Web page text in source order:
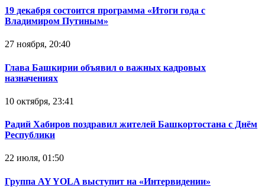
19 декабря состоится программа «Итоги года с
Владимиром Путиным»
27 ноября, 20:40
Глава Башкирии объявил о важных кадровых
назначениях
10 октября, 23:41
Радий Хабиров поздравил жителей Башкортостана с Днём
Республики
22 июля, 01:50
Группа AY YOLA выступит на «Интервидении»